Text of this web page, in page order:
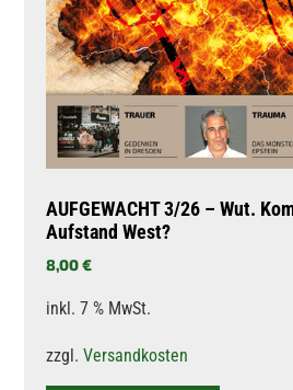
AUFGEWACHT 3/26 – Wut.
Aufstand West?
8,00€
inkl. 7 % MwSt.
zzgl.Versandkosten